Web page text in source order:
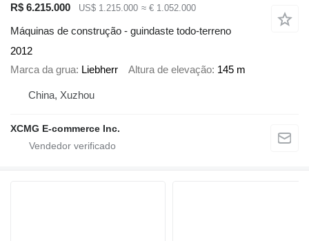
R$ 6.215.000
US$ 1.215.000 ≈ € 1.052.000
Máquinas de construção - guindaste todo-terreno
2012
Marca da grua Liebherr Altura de elevação 145 m
China, Xuzhou
XCMG E-commerce Inc.